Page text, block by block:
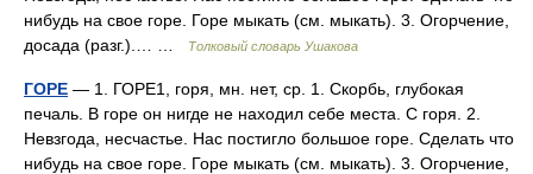
нибудь на свое горе. Горе мыкать (см. мыкать). 3. Огорчение,
досада (разг.).… …
Толковый словарь Ушакова
ГОРЕ — 1. ГОРЕ1, горя, мн. нет, ср. 1. Скорбь, глубокая
печаль. В горе он нигде не находил себе места. С горя. 2.
Невзгода, несчастье. Нас постигло большое горе. Сделать что
нибудь на свое горе. Горе мыкать (см. мыкать). 3. Огорчение,